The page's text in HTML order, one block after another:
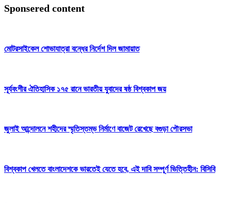
Sponsered content
মোটরসাইকেল শোভাযাত্রা বন্ধের নির্দেশ দিল জামায়াত
সূর্যবংশীর ঐতিহাসিক ১৭৫ রানে ভারতীয় যুবাদের ষষ্ঠ বিশ্বকাপ জয়
জুলাই আন্দোলনে শহীদের স্মৃতিস্তম্ভ নির্মাণে বাজেট রেখেছে বগুড়া পৌরসভা
বিশ্বকাপ খেলতে বাংলাদেশকে ভারতেই যেতে হবে, এই দাবি সম্পূর্ণ ভিত্তিহীন: বিসিবি